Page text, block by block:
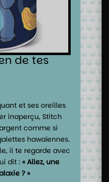
de tes
et ses oreilles
inaperçu, Stitch
comme si
hawaïennes.
il te regarde avec
dit :« Allez, une
? »